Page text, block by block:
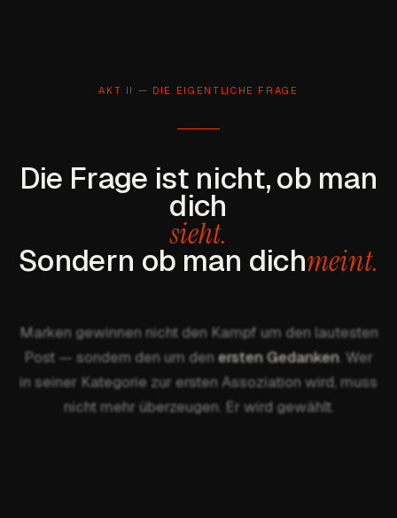
AKT II — DIE EIGENTLICHE FRAGE
Die Frage ist nicht,ob man
dich
sieht.
Sondern ob man dichmeint.
Marken gewinnen nicht den Kampf um den lautesten
Post — sondern den um denersten Gedanken. Wer
in seiner Kategorie zur ersten Assoziation wird, muss
nicht mehr überzeugen. Er wird gewählt.